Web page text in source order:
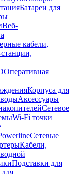
Батареи для
Веб-
кабели,
Оперативная
Корпуса для
Аксессуары
Сетевое
Wi-Fi точки
Сетевые
Кабели,
Подставки для